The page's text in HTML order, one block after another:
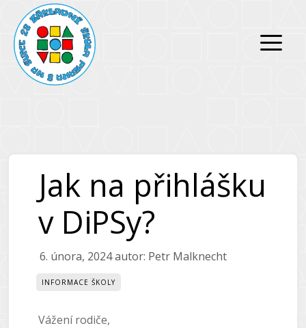
Přeskočit
obsah
Přeskočit
obsah
Jak na přihlášku
v DiPSy?
6. února, 2024autor: Petr Malknecht
INFORMACE ŠKOLY
Vážení rodiče,